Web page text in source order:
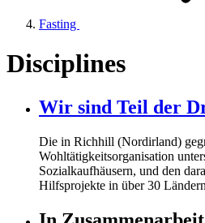
Fasting
Disciplines
Wir sind Teil der
Die in Richhill (Nordirland)
Wohltätigkeitsorganisation
Sozialkaufhäusern, und den
Hilfsprojekte in über30